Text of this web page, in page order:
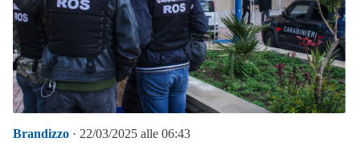
Brandizzo · 22/03/2025 alle 06:43